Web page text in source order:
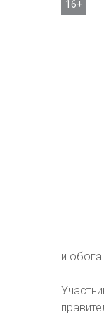
16+
и